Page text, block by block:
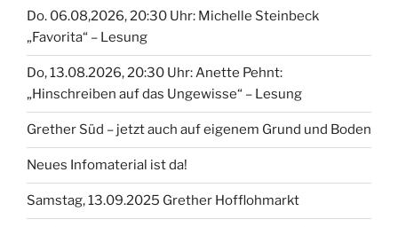
Do. 06.08,2026, 20:30 Uhr: Michelle Steinbeck
„Favorita“ – Lesung
Do, 13.08.2026, 20:30 Uhr: Anette Pehnt:
„Hinschreiben auf das Ungewisse“ – Lesung
Grether Süd – jetzt auch auf eigenem Grund und Boden
Neues Infomaterial ist da!
Samstag, 13.09.2025 Grether Hofflohmarkt